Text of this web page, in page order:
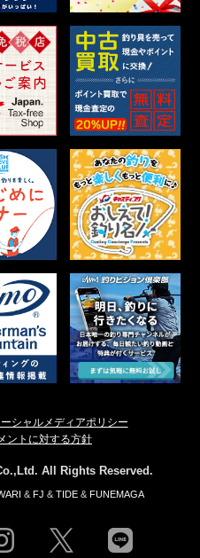
シャルメディアポリシー
ントに対する方針
All Rights Reserved.
& FJ & TIDE& FUNEMAGA
instagram line